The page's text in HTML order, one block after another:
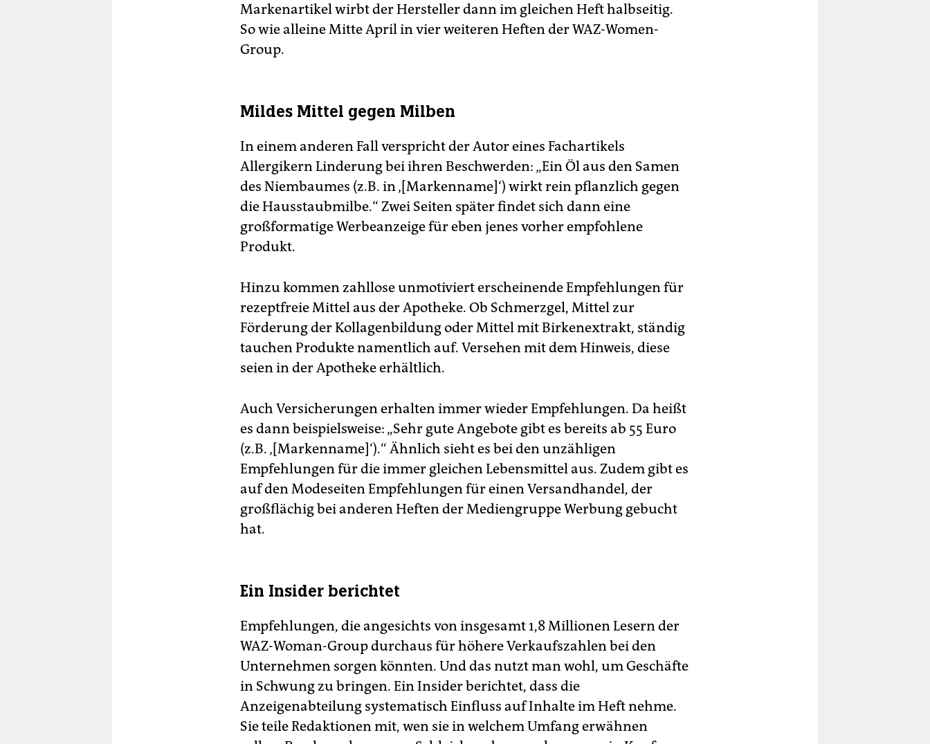
Markenartikel wirbt der Hersteller dann im gleichen Heft halbseitig.
So wie alleine Mitte April in vier weiteren Heften der WAZ-Women-
Group.
Mildes Mittel gegen Milben
In einem anderen Fall verspricht der Autor eines Fachartikels
Allergikern Linderung bei ihren Beschwerden: „Ein Öl aus den Samen
des Niembaumes (z.B. in ‚[Markenname]‘) wirkt rein pflanzlich gegen
die Hausstaubmilbe.“ Zwei Seiten später findet sich dann eine
großformatige Werbeanzeige für eben jenes vorher empfohlene
Produkt.
Hinzu kommen zahllose unmotiviert erscheinende Empfehlungen für
rezeptfreie Mittel aus der Apotheke. Ob Schmerzgel, Mittel zur
Förderung der Kollagenbildung oder Mittel mit Birkenextrakt, ständig
tauchen Produkte namentlich auf. Versehen mit dem Hinweis, diese
seien in der Apotheke erhältlich.
Auch Versicherungen erhalten immer wieder Empfehlungen. Da heißt
es dann beispielsweise: „Sehr gute Angebote gibt es bereits ab 55 Euro
(z.B. ‚[Markenname]‘).“ Ähnlich sieht es bei den unzähligen
Empfehlungen für die immer gleichen Lebensmittel aus. Zudem gibt es
auf den Modeseiten Empfehlungen für einen Versandhandel, der
großflächig bei anderen Heften der Mediengruppe Werbung gebucht
hat.
Ein Insider berichtet
Empfehlungen, die angesichts von insgesamt 1,8 Millionen Lesern der
WAZ-Woman-Group durchaus für höhere Verkaufszahlen bei den
Unternehmen sorgen könnten. Und das nutzt man wohl, um Geschäfte
in Schwung zu bringen. Ein Insider berichtet, dass die
Anzeigenabteilung systematisch Einfluss auf Inhalte im Heft nehme.
Sie teile Redaktionen mit, wen sie in welchem Umfang erwähnen